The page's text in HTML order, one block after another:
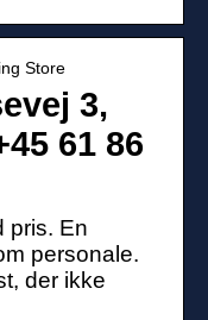
Store
3,
61 86
pris. En
personale.
der ikke